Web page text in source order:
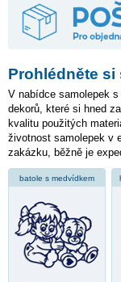
Prohlédněte
V nabídce samolepek
dekorů, které si hned
kvalitu použitých
životnost samolepek v
zakázku, běžně je
batole s medvídkem